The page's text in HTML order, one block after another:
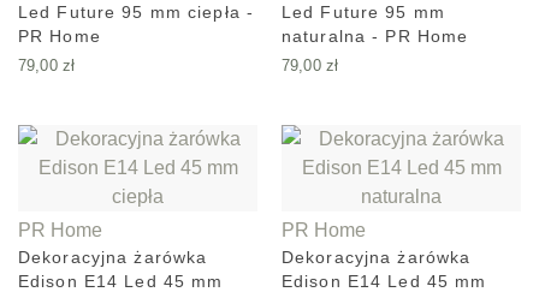
Led Future 95 mm ciepła -
PR Home
79,00 zł
Led Future 95 mm
naturalna - PR Home
79,00 zł
PR Home
Dekoracyjna żarówka
Edison E14 Led 45 mm
PR Home
Dekoracyjna żarówka
Edison E14 Led 45 mm